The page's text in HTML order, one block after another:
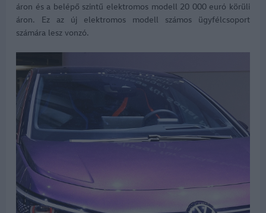
áron és a belépő szintű elektromos modell 20 000 euró körüli
áron. Ez az új elektromos modell számos ügyfélcsoport
számára lesz vonzó.